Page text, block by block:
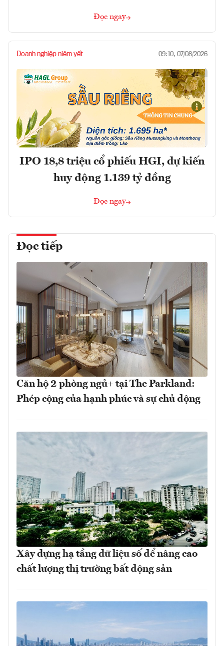
Đọc ngay
Doanh nghiệp niêm yết 09:10, 07/08/2026
IPO 18,8 triệu cổ phiếu HGI, dự kiến
huy động 1.139 tỷ đồng
Đọc ngay
Đọc tiếp
Căn hộ 2 phòng ngủ+ tại The Parkland:
Phép cộng của hạnh phúc và sự chủ động
Xây dựng hạ tầng dữ liệu số để nâng cao
chất lượng thị trường bất động sản